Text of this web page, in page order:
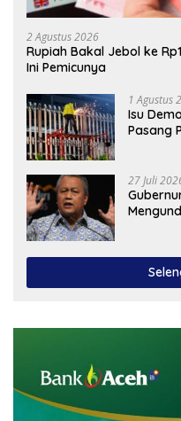
2 Agustus 2026
Rupiah Bakal Jebol ke
Ini Pemicunya
1 Agustus
Isu
Pasang
27 Juli